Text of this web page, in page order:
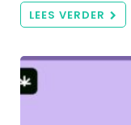
LEES VERDER